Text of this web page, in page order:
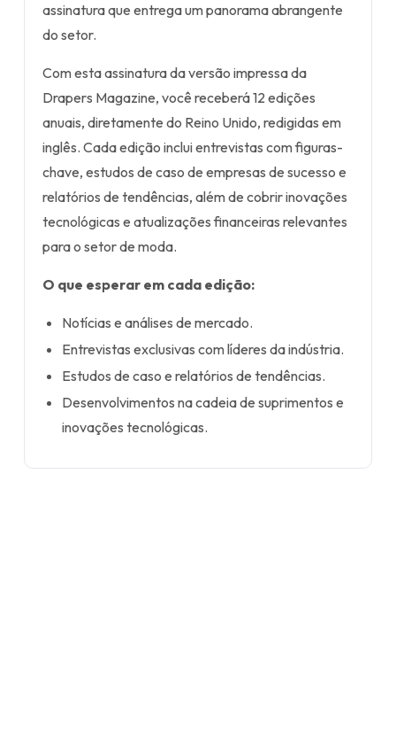
assinatura que entrega um panorama abrangente
do setor.
Com esta assinatura da versão impressa da
Drapers Magazine, você receberá 12 edições
anuais, diretamente do Reino Unido, redigidas em
inglês. Cada edição inclui entrevistas com figuras-
chave, estudos de caso de empresas de sucesso e
relatórios de tendências, além de cobrir inovações
tecnológicas e atualizações financeiras relevantes
para o setor de moda.
O que esperar em cada edição:
Notícias e análises de mercado.
Entrevistas exclusivas com líderes da indústria.
Estudos de caso e relatórios de tendências.
Desenvolvimentos na cadeia de suprimentos e
inovações tecnológicas.